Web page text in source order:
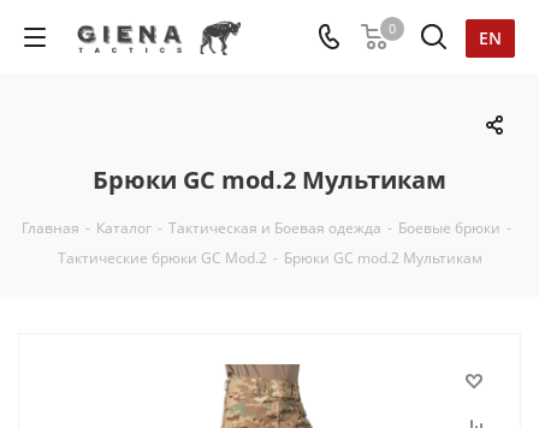
EN
0
Брюки GC mod.2 Мультикам
Главная - Каталог - Тактическая и Боевая одежда - Боевые брюки -
Тактические брюки GC Mod.2 - Брюки GC mod.2 Мультикам